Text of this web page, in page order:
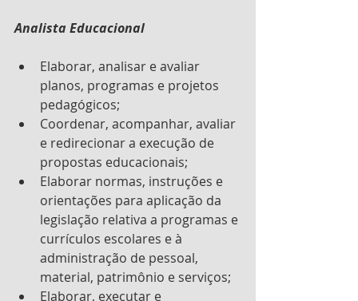
Analista Educacional
Elaborar, analisar e avaliar
planos, programas e projetos
pedagógicos;
Coordenar, acompanhar, avaliar
e redirecionar a execução de
propostas educacionais;
Elaborar normas, instruções e
orientações para aplicação da
legislação relativa a programas e
currículos escolares e à
administração de pessoal,
material, patrimônio e serviços;
Elaborar, executar e